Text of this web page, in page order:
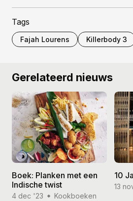
Tags
Fajah Lourens Killerbody 3
Gerelateerd nieuws
Boek: Planken met een
Indische twist
4 dec '23 Kookboeken
10
13